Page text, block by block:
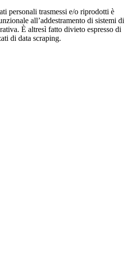
personali trasmessi e/o riprodotti è
all’addestramento di sistemi di
È altresì fatto divieto espresso di
di data scraping.